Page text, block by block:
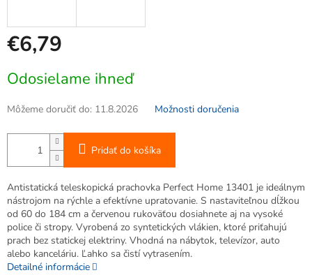
€6,79
cena:
Odosielame ihneď
Môžeme doručiť do: 11.8.2026 Možnosti doručenia
Pridať do košíka
Antistatická teleskopická prachovka Perfect Home 13401 je ideálnym
nástrojom na rýchle a efektívne upratovanie. S nastaviteľnou dĺžkou
od 60 do 184 cm a červenou rukoväťou dosiahnete aj na vysoké
police či stropy. Vyrobená zo syntetických vlákien, ktoré priťahujú
prach bez statickej elektriny. Vhodná na nábytok, televízor, auto
alebo kanceláriu. Ľahko sa čistí vytrasením.
Detailné informácie